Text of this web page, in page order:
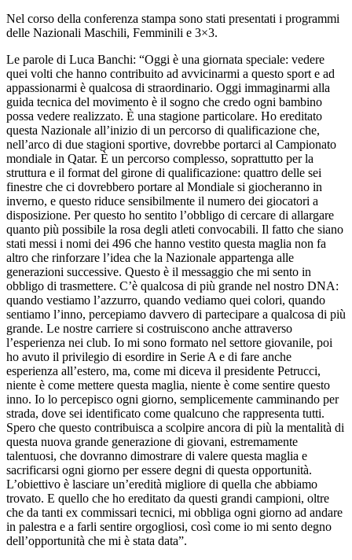
Nel corso della conferenza stampa sono stati presentati i programmi
delle Nazionali Maschili, Femminili e 3×3.
Le parole di Luca Banchi: “Oggi è una giornata speciale: vedere
quei volti che hanno contribuito ad avvicinarmi a questo sport e ad
appassionarmi è qualcosa di straordinario. Oggi immaginarmi alla
guida tecnica del movimento è il sogno che credo ogni bambino
possa vedere realizzato. È una stagione particolare. Ho ereditato
questa Nazionale all’inizio di un percorso di qualificazione che,
nell’arco di due stagioni sportive, dovrebbe portarci al Campionato
mondiale in Qatar. È un percorso complesso, soprattutto per la
struttura e il format del girone di qualificazione: quattro delle sei
finestre che ci dovrebbero portare al Mondiale si giocheranno in
inverno, e questo riduce sensibilmente il numero dei giocatori a
disposizione. Per questo ho sentito l’obbligo di cercare di allargare
quanto più possibile la rosa degli atleti convocabili. Il fatto che siano
stati messi i nomi dei 496 che hanno vestito questa maglia non fa
altro che rinforzare l’idea che la Nazionale appartenga alle
generazioni successive. Questo è il messaggio che mi sento in
obbligo di trasmettere. C’è qualcosa di più grande nel nostro DNA:
quando vestiamo l’azzurro, quando vediamo quei colori, quando
sentiamo l’inno, percepiamo davvero di partecipare a qualcosa di più
grande. Le nostre carriere si costruiscono anche attraverso
l’esperienza nei club. Io mi sono formato nel settore giovanile, poi
ho avuto il privilegio di esordire in Serie A e di fare anche
esperienza all’estero, ma, come mi diceva il presidente Petrucci,
niente è come mettere questa maglia, niente è come sentire questo
inno. Io lo percepisco ogni giorno, semplicemente camminando per
strada, dove sei identificato come qualcuno che rappresenta tutti.
Spero che questo contribuisca a scolpire ancora di più la mentalità di
questa nuova grande generazione di giovani, estremamente
talentuosi, che dovranno dimostrare di valere questa maglia e
sacrificarsi ogni giorno per essere degni di questa opportunità.
L’obiettivo è lasciare un’eredità migliore di quella che abbiamo
trovato. E quello che ho ereditato da questi grandi campioni, oltre
che da tanti ex commissari tecnici, mi obbliga ogni giorno ad andare
in palestra e a farli sentire orgogliosi, così come io mi sento degno
dell’opportunità che mi è stata data”.